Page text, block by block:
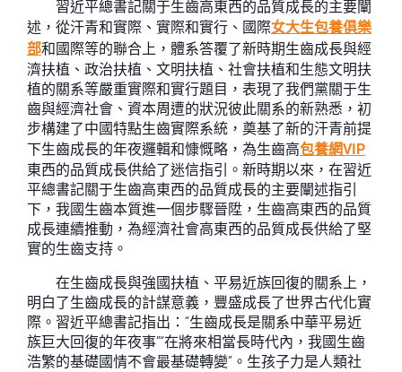
習近平總書記關于生齒高東西的品質成長的主要闡
述，從汗青和實際、實際和實行、國際女大生包養俱樂
部和國際等的聯合上，體系答覆了新時期生齒成長與經
濟扶植、政治扶植、文明扶植、社會扶植和生態文明扶
植的關系等嚴重實際和實行題目，表現了我們黨關于生
齒與經濟社會、資本周遭的狀況彼此關系的新熟悉，初
步構建了中國特點生齒實際系統，奠基了新的汗青前提
下生齒成長的年夜邏輯和慷慨略，為生齒高包養網VIP
東西的品質成長供給了迷信指引。新時期以來，在習近
平總書記關于生齒高東西的品質成長的主要闡述指引
下，我國生齒本質進一個步驟晉陞，生齒高東西的品質
成長連續推動，為經濟社會高東西的品質成長供給了堅
實的生齒支持。
在生齒成長與強國扶植、平易近族回復的關系上，
明白了生齒成長的計謀意義，豐盛成長了世界古代化實
際。習近平總書記指出：“生齒成長是關系中華平易近
族巨大回復的年夜事”“在將來相當長時代內，我國生齒
浩繁的基礎國情不會最基礎轉變”。生孩子力是人類社